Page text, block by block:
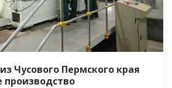
Чусового Пермского края
производство